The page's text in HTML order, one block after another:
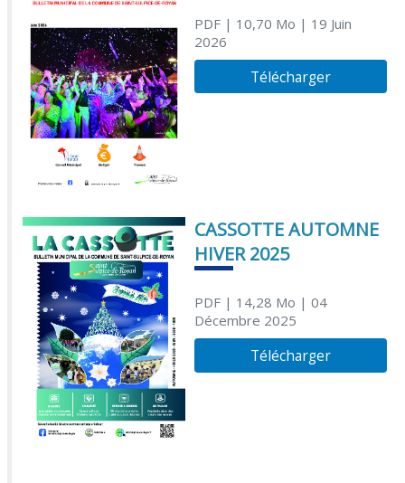
PDF| 10,70 Mo | 19 Juin
2026
Télécharger
CASSOTTE AUTOMNE
HIVER 2025
PDF| 14,28 Mo | 04
Décembre 2025
Télécharger